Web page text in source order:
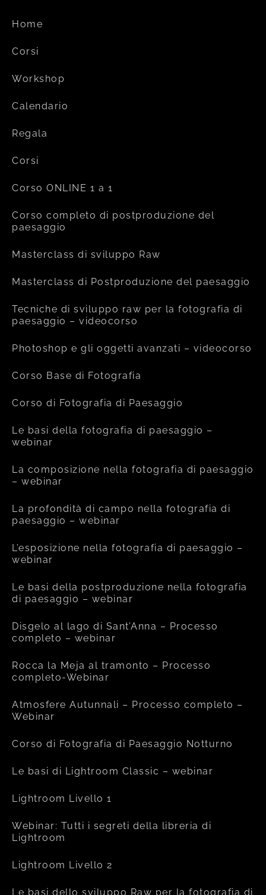
Home
Corsi
Workshop
Calendario
Regala
Corsi
Corso ONLINE 1 a 1
Corso completo di postproduzione del
paesaggio
Masterclass di sviluppo Raw
Masterclass di Postproduzione del paesaggio
Tecniche di sviluppo raw per la fotografia di
paesaggio – videocorso
Photoshop e gli oggetti avanzati – videocorso
Corso Base di Fotografia
Corso di Fotografia di Paesaggio
Le basi della fotografia di paesaggio –
webinar
La composizione nella fotografia di paesaggio
– webinar
La profondità di campo nella fotografia di
paesaggio – webinar
L’esposizione nella fotografia di paesaggio –
webinar
Le basi della postproduzione nella fotografia
di paesaggio – webinar
Disgelo al lago di Sant’Anna – Processo
completo – webinar
Rocca la Meja al tramonto – Processo
completo-Webinar
Atmosfere Autunnali – Processo completo –
Webinar
Corso di Fotografia di Paesaggio Notturno
Le basi di Lightroom Classic – webinar
Lightroom Livello 1
Webinar: Tutti i segreti della libreria di
Lightroom
Lightroom Livello 2
Le basi dello sviluppo Raw per la fotografia di